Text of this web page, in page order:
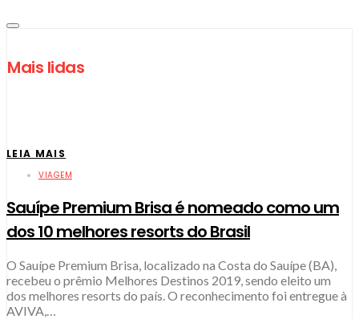
Mais lidas
LEIA MAIS
VIAGEM
Sauípe Premium Brisa é nomeado como um
dos 10 melhores resorts do Brasil
O Sauípe Premium Brisa, localizado na Costa do Sauípe (BA),
recebeu o prêmio Melhores Destinos 2019, sendo eleito um
dos melhores resorts do país. O reconhecimento foi entregue à
AVIVA,…